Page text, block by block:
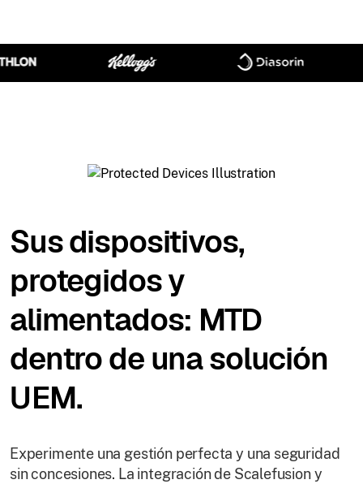
Sus dispositivos,
protegidos y
alimentados: MTD
dentro de una solución
UEM.
Experimente una gestión perfecta y una seguridad
sin concesiones. La integración de Scalefusion y